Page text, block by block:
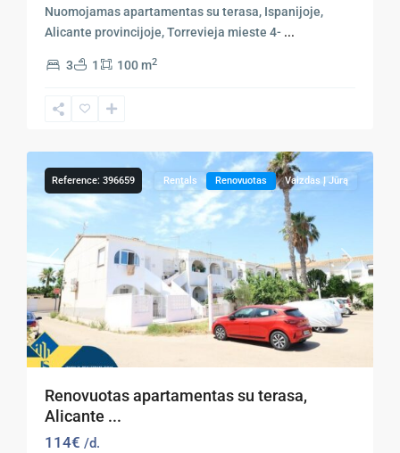
Nuomojamas apartamentas su terasa, Ispanijoje,
Alicante provincijoje, Torrevieja mieste 4- ...
3 1 100 m2
Orihuela
Previous Next
Reference: 396659 Rentals Renovuotas Vaizdas Į Jūrą
Renovuotas apartamentas su terasa,
Alicante ...
114€ /d.